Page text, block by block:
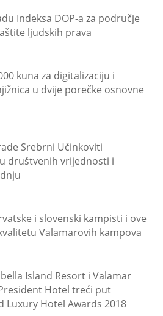
Indeksa DOP-a za područje
ljudskih prava
kuna za digitalizaciju i
u dvije porečke osnovne
Srebrni Učinkoviti
društvenih vrijednosti i
i slovenski kampisti i ove
Valamarovih kampova
Island Resort i Valamar
Hotel treći put
Luxury Hotel Awards 2018